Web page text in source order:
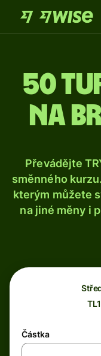
50
na
Převádějte
směnného
kterým můžete
na jiné měny i
Částka